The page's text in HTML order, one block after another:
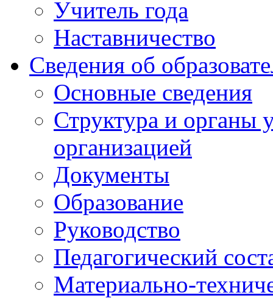
Учитель года
Наставничество
Сведения об
Основные сведения
Структура и органы
организацией
Документы
Образование
Руководство
Педагогический
Материально-